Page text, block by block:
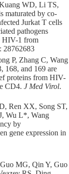
WD, Li TS,
maturated by co-
Jurkat T cells
pathogens
HIV-1 from
28762683
P, Zhang C, Wang
168, and 169 are
proteins from HIV-
CD4. J Med Virol.
Ren XX, Song ST,
Wu L*, Wang
by
gene expression in
Guo MG, Qin Y, Guo